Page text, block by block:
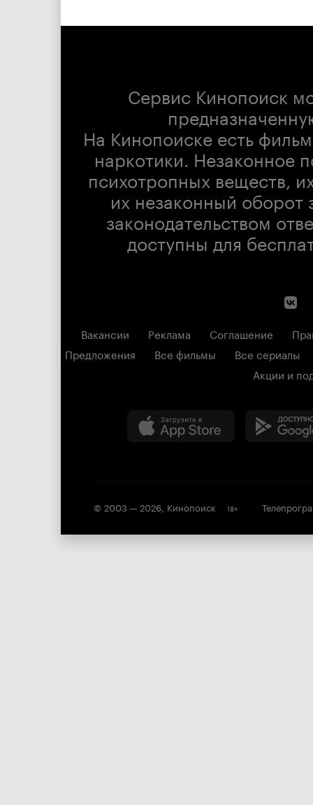
Сервис Кинопоиск
На Кинопоиске есть
наркотики. Незаконное
психотропных веществ,
их незаконный оборот
законодательством
доступны для
Вакансии Реклама Соглашение
Предложения
Все фильмы
Все сериалы
Акции и
© 2003 — 2026, Кинопоиск 18+